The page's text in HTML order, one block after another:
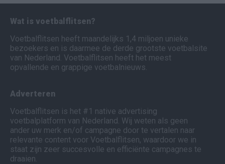
Wat is voetbalflitsen?
Voetbalflitsen heeft maandelijks 1,4 miljoen unieke
bezoekers en is daarmee de derde grootste voetbalsite
van Nederland. Voetbalflitsen heeft het meest
opvallende en grappige voetbalnieuws.
Adverteren
Voetbalflitsen is het #1 native advertising
voetbalplatform van Nederland. Wij weten als geen
ander uw merk en/of campagne door te vertalen naar
relevante content voor Voetbalflitsen, waardoor we in
staat zijn zeer succesvolle en efficiënte campagnes te
draaien.